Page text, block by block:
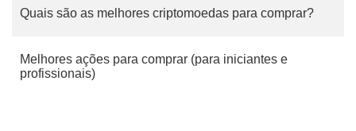
Quais são as melhores criptomoedas para comprar?
Melhores ações para comprar (para iniciantes e
profissionais)